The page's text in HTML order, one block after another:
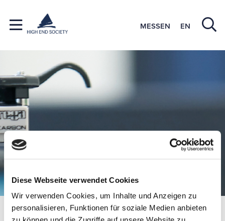
Diese Webseite verwendet Cookies
Wir verwenden Cookies, um Inhalte und Anzeigen zu
personalisieren, Funktionen für soziale Medien anbieten
EN
MESSEN
Mitgliedsfirmen Piega